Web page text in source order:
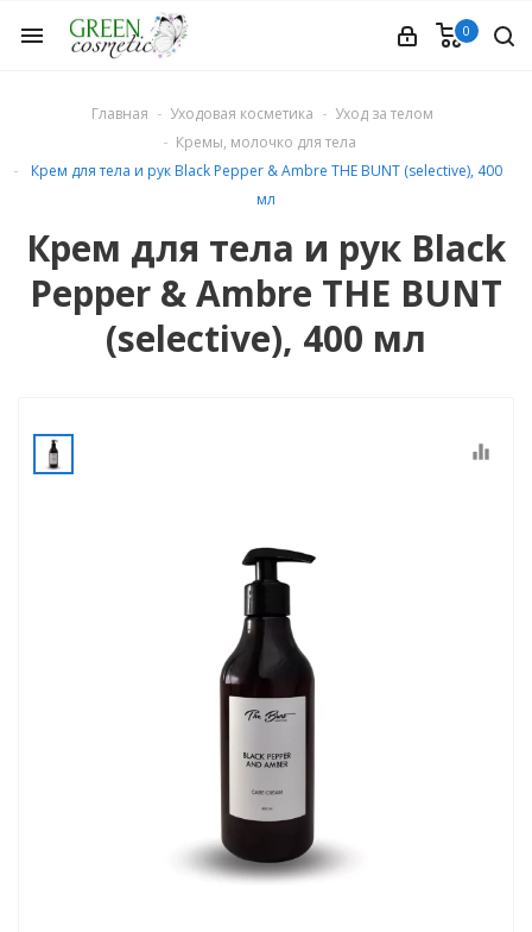
menu 0
Главная Уходовая косметика
Уход за телом
Кремы, молочко для тела
Крем для тела и рук Black Pepper & Ambre THE BUNT (selective), 400
мл
Крем для тела и рук Black
Pepper & Ambre THE BUNT
(selective), 400 мл
equalizer